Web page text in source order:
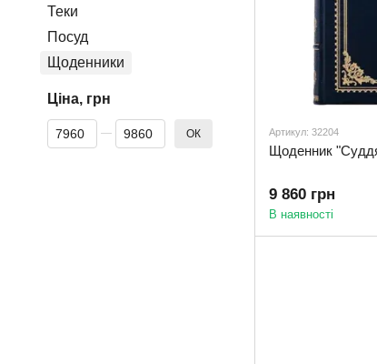
Артикул: 32204
Щоденник
9 860 грн
В наявності
Теки
Посуд
Щоденники
Ціна, грн
Від Ціна, грн
До Ціна, грн ОК